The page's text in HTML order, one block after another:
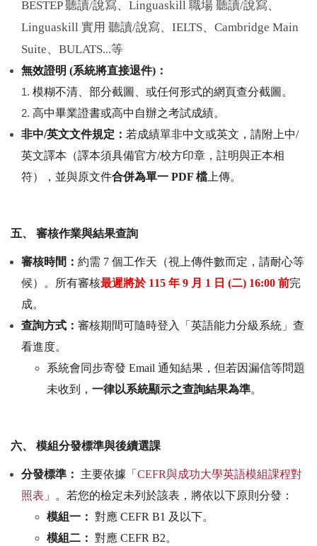
BESTEP 聽讀/說寫、Linguaskill 職場 聽讀/說寫、
Linguaskill 實用 聽讀/說寫、IELTS、Cambridge Main
Suite、BULATS...等
無效證明 (系統將直接退件) ：
模糊不清、部分截圖、或任何形式的網頁查分截圖。
高中畢業證書或高中自辦之考試成績。
非中/英文文件規定： 若成績單非中文或英文，請附上中/
英文譯本（譯本須具備官方/校方印章，註明與正本相
符），並與原文件合併為單一 PDF檔 上傳。
五、 審核作業與結果查詢
審核時間：約需 7個工作天（視上傳件數而定，請耐心等
候）。所有審核最遲將於 115年 9 月 1 日 (二) 16:00前完
成。
查詢方式：審核期間可隨時登入「英語能力分級系統」查
看進度。
系統會同步寄發 Email通知結果，但若因漏信等問題
未收到，一律以系統顯示之查詢結果為準。
六、 模組分發標準與後續選課
分發標準： 主要依據「CEFR與成功大學英語模組課程對
照表 」。若您的檢定未列於該表，將依以下原則分發：
模組一：
對應 CEFR B1 及以下。
模組二：
對應 CEFR B2。